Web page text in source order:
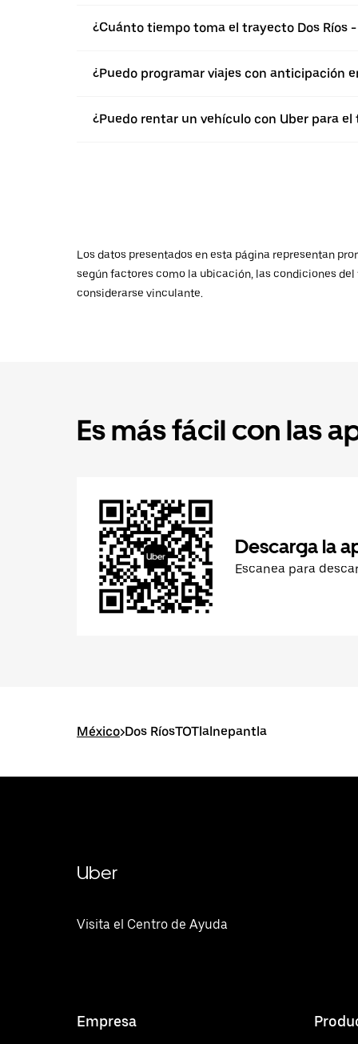
¿Cuánto tiempo toma el trayecto Dos Ríos
¿Puedo programar viajes con anticipación
¿Puedo rentar un vehículo con Uber para
Los datos presentados en esta página representan
según factores como la ubicación, las condiciones
considerarse vinculante.
Es más fácil con las
Descarga la
Escanea para
México>Dos RíosTOTlalnepantla
Uber
Visita el Centro de Ayuda
Empresa